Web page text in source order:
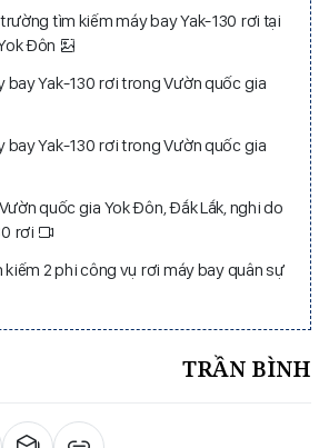
tìm kiếm máy bay Yak-130 rơi tại
Đôn
bay Yak-130 rơi trong Vườn quốc gia
bay Yak-130 rơi trong Vườn quốc gia
quốc gia Yok Đôn, Đắk Lắk, nghi do
rơi
2 phi công vụ rơi máy bay quân sự
TRẦN BÌNH